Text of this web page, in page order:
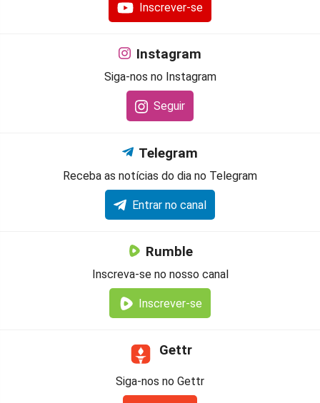
Inscrever-se
Instagram
Siga-nos no Instagram
Seguir
Telegram
Receba as notícias do dia no Telegram
Entrar no canal
Rumble
Inscreva-se no nosso canal
Inscrever-se
Gettr
Siga-nos no Gettr